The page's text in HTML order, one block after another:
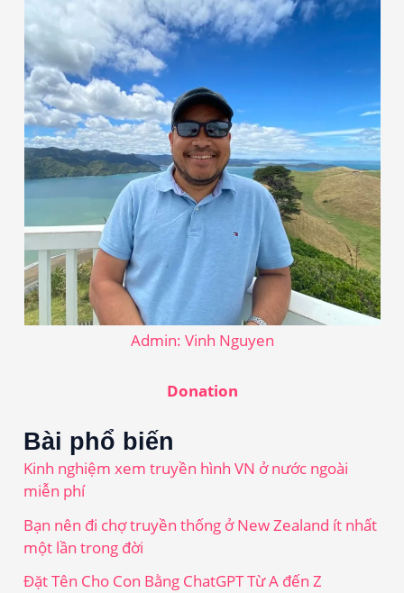
Admin: Vinh Nguyen
Donation
Bài phổ biến
Kinh nghiệm xem truyền hình VN ở nước ngoài
miễn phí
Bạn nên đi chợ truyền thống ở New Zealand ít nhất
một lần trong đời
Đặt Tên Cho Con Bằng ChatGPT Từ A đến Z